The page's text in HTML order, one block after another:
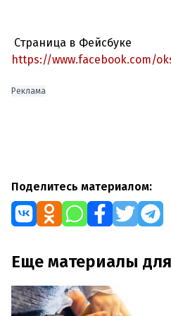
Страница в Фейсбуке
https://www.facebook.com/
Реклама
Поделитесь материалом:
Еще материалы